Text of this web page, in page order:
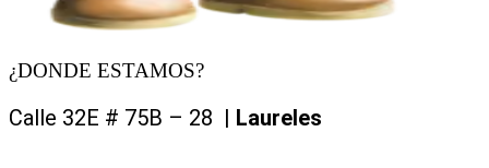
¿DONDE ESTAMOS?
Calle 32E # 75B – 28 | Laureles